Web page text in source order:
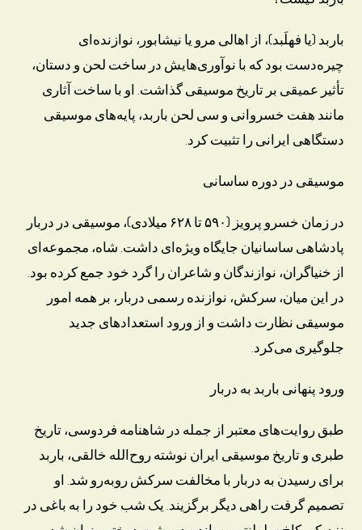
باربد (یا فهلَبد)، از اهالی مرو یا نیشابور، نوازنده‌ای
چیره‌دست بود که با نوآوری‌هایش در ساخت لحن و دستان،
تأثیر عمیقی بر تاریخ موسیقی گذاشت. او با ساخت آثاری
مانند هفت خسروانی و سی لحن باربد، پایه‌های موسیقی
دستگاهی ایرانی را تثبیت کرد.
موسیقی در دوره ساسانی
در زمان خسرو پرویز (۵۹۰ تا ۶۲۸ میلادی)، موسیقی در دربار
پادشاهی ساسانیان جایگاه ویژه‌ای داشت. شاه، مجموعه‌ای
از خنیاگران، نوازندگان و شاعران را گرد خود جمع کرده بود.
در این میان، سرکش، نوازنده رسمی دربار، بر همه امور
موسیقی نظارت داشت و از ورود استعدادهای جدید
جلوگیری می‌کرد.
ورود پنهانی باربد به دربار
طبق روایت‌های معتبر از جمله در شاهنامه فردوسی، تاریخ
طبری و تاریخ موسیقی ایران نوشته روح‌الله خالقی، باربد
برای رسیدن به دربار با مخالفت سرکش روبه‌رو شد. او
تصمیم گرفت راهی دیگر برگزیند. یک شب خود را به باغی در